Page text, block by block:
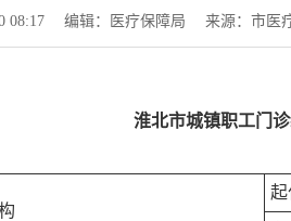
08:17 编辑：医疗保障局 来源：市医
淮北市城镇职工门
起